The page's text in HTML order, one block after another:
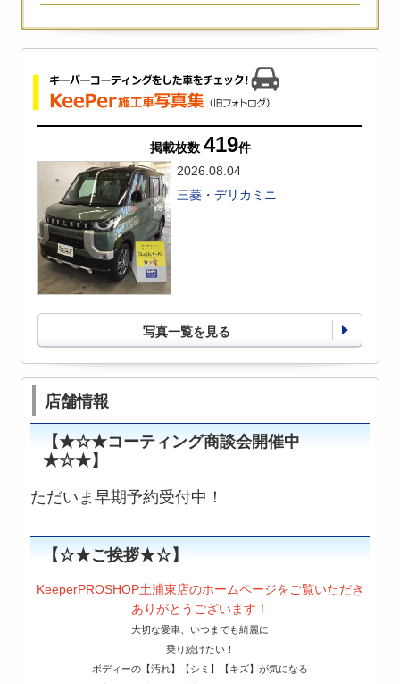
掲載枚数 419件
2026.08.04
三菱・デリカミニ
写真一覧を見る
店舗情報
【★☆★コーティング商談会開催中
★☆★】
ただいま早期予約受付中！
【☆★ご挨拶★☆】
KeeperPROSHOP土浦東店のホームページをご覧いただき
ありがとうございます！
大切な愛車、いつまでも綺麗に
乗り続けたい！
ボディーの【汚れ】【シミ】【キズ】が気になる